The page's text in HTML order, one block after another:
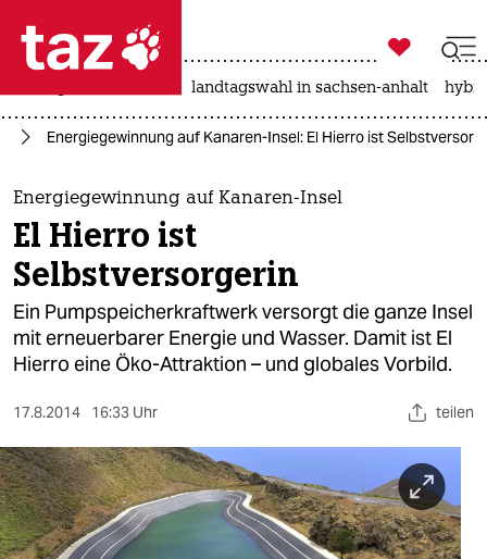
 taz zahl ich
taz zahl ich
themen
politik
öko
gesellschaft
sport
berlin
nord

taz zahl ich
landtagswahl in sachsen-anhalt
Energiegewinnung auf Kanaren-Insel: El Hierro ist
Energiegewinnung auf Kanaren-Insel
El Hierro ist
Selbstversorgerin
Ein Pumpspeicherkraftwerk versorgt die ganze Insel
mit erneuerbarer Energie und Wasser. Damit ist El
Hierro eine Öko-Attraktion – und globales Vorbild.
17.8.2014 16:33 Uhr teilen